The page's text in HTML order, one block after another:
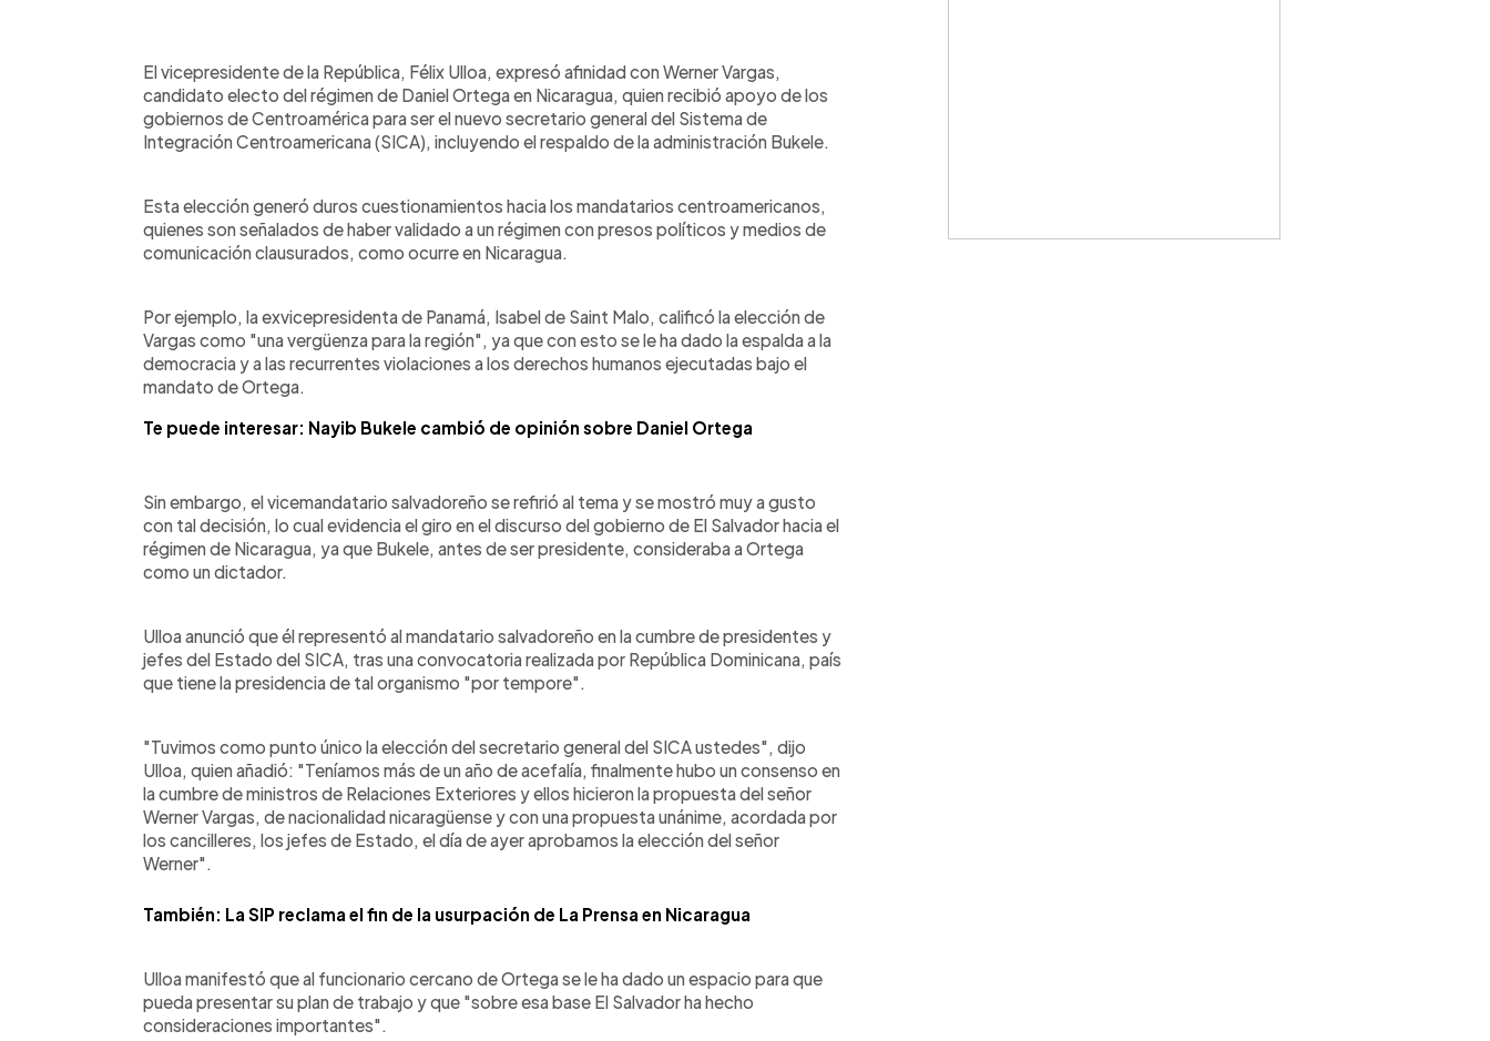
► Escuchar artículo
El vicepresidente de la República, Félix Ulloa, expresó afinidad con Werner Vargas,
candidato electo del régimen de Daniel Ortega en Nicaragua, quien recibió apoyo de los
gobiernos de Centroamérica para ser el nuevo secretario general del Sistema de
Integración Centroamericana (SICA), incluyendo el respaldo de la administración Bukele.
Esta elección generó duros cuestionamientos hacia los mandatarios centroamericanos,
quienes son señalados de haber validado a un régimen con presos políticos y medios de
comunicación clausurados, como ocurre en Nicaragua.
Por ejemplo, la exvicepresidenta de Panamá, Isabel de Saint Malo, calificó la elección de
Vargas como "una vergüenza para la región", ya que con esto se le ha dado la espalda a la
democracia y a las recurrentes violaciones a los derechos humanos ejecutadas bajo el
mandato de Ortega.
Te puede interesar: Nayib Bukele cambió de opinión sobre Daniel Ortega
Sin embargo, el vicemandatario salvadoreño se refirió al tema y se mostró muy a gusto
con tal decisión, lo cual evidencia el giro en el discurso del gobierno de El Salvador hacia el
régimen de Nicaragua, ya que Bukele, antes de ser presidente, consideraba a Ortega
como un dictador.
Ulloa anunció que él representó al mandatario salvadoreño en la cumbre de presidentes y
jefes del Estado del SICA, tras una convocatoria realizada por República Dominicana, país
que tiene la presidencia de tal organismo "por tempore".
"Tuvimos como punto único la elección del secretario general del SICA ustedes", dijo
Ulloa, quien añadió: "Teníamos más de un año de acefalía, finalmente hubo un consenso en
la cumbre de ministros de Relaciones Exteriores y ellos hicieron la propuesta del señor
Werner Vargas, de nacionalidad nicaragüense y con una propuesta unánime, acordada por
los cancilleres, los jefes de Estado, el día de ayer aprobamos la elección del señor
Werner".
También: La SIP reclama el fin de la usurpación de La Prensa en Nicaragua
Ulloa manifestó que al funcionario cercano de Ortega se le ha dado un espacio para que
pueda presentar su plan de trabajo y que "sobre esa base El Salvador ha hecho
consideraciones importantes".